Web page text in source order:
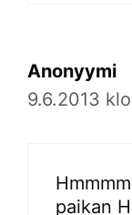
Anonyymi
9.6.2013
paikan